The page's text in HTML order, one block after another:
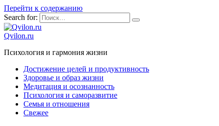
Перейти к содержанию
Search for:
Qvilon.ru
Психология и гармония жизни
Достижение целей и продуктивность
Здоровье и образ жизни
Медитация и осознанность
Психология и саморазвитие
Семья и отношения
Свежее